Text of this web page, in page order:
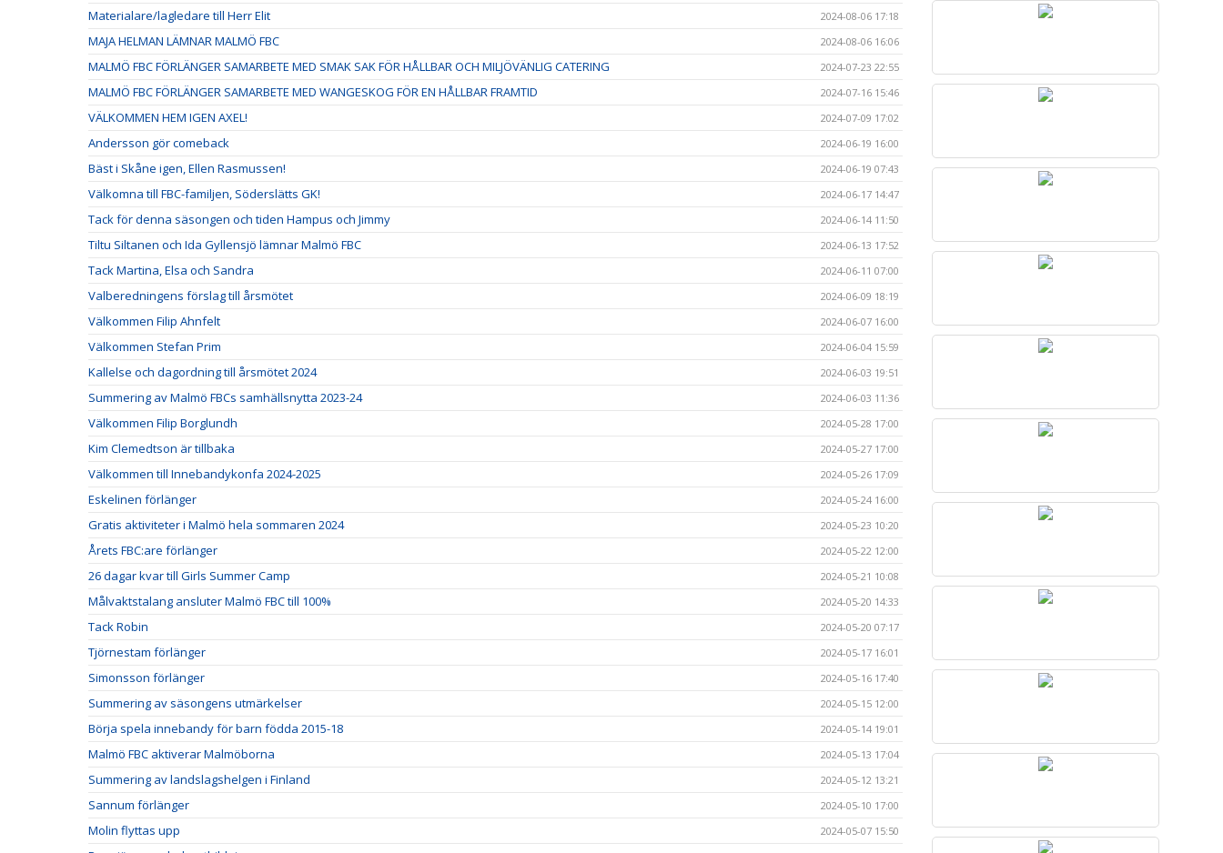
Materialare/lagledare till Herr Elit 2024-08-06 17:18
MAJA HELMAN LÄMNAR MALMÖ FBC 2024-08-06 16:06
MALMÖ FBC FÖRLÄNGER SAMARBETE MED SMAK SAK FÖR HÅLLBAR OCH MILJÖVÄNLIG CATERING 2024-07-23 22:55
MALMÖ FBC FÖRLÄNGER SAMARBETE MED WANGESKOG FÖR EN HÅLLBAR FRAMTID 2024-07-16 15:46
VÄLKOMMEN HEM IGEN AXEL! 2024-07-09 17:02
Andersson gör comeback 2024-06-19 16:00
Bäst i Skåne igen, Ellen Rasmussen! 2024-06-19 07:43
Välkomna till FBC-familjen, Söderslätts GK! 2024-06-17 14:47
Tack för denna säsongen och tiden Hampus och Jimmy 2024-06-14 11:50
Tiltu Siltanen och Ida Gyllensjö lämnar Malmö FBC 2024-06-13 17:52
Tack Martina, Elsa och Sandra 2024-06-11 07:00
Valberedningens förslag till årsmötet 2024-06-09 18:19
Välkommen Filip Ahnfelt 2024-06-07 16:00
Välkommen Stefan Prim 2024-06-04 15:59
Kallelse och dagordning till årsmötet 2024 2024-06-03 19:51
Summering av Malmö FBCs samhällsnytta 2023-24 2024-06-03 11:36
Välkommen Filip Borglundh 2024-05-28 17:00
Kim Clemedtson är tillbaka 2024-05-27 17:00
Välkommen till Innebandykonfa 2024-2025 2024-05-26 17:09
Eskelinen förlänger 2024-05-24 16:00
Gratis aktiviteter i Malmö hela sommaren 2024 2024-05-23 10:20
Årets FBC:are förlänger 2024-05-22 12:00
26 dagar kvar till Girls Summer Camp 2024-05-21 10:08
Målvaktstalang ansluter Malmö FBC till 100% 2024-05-20 14:33
Tack Robin 2024-05-20 07:17
Tjörnestam förlänger 2024-05-17 16:01
Simonsson förlänger 2024-05-16 17:40
Summering av säsongens utmärkelser 2024-05-15 12:00
Börja spela innebandy för barn födda 2015-18 2024-05-14 19:01
Malmö FBC aktiverar Malmöborna 2024-05-13 17:04
Summering av landslagshelgen i Finland 2024-05-12 13:21
Sannum förlänger 2024-05-10 17:00
Molin flyttas upp 2024-05-07 15:50